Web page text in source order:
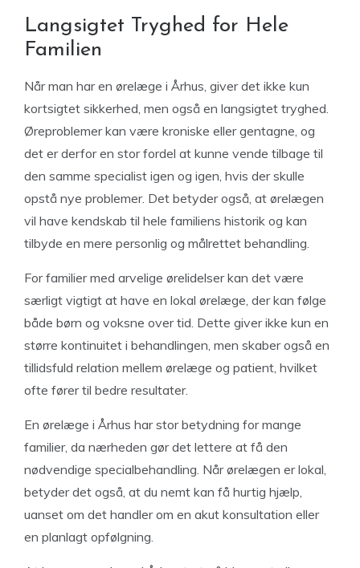
Langsigtet Tryghed for Hele
Familien
Når man har en ørelæge i Århus, giver det ikke kun
kortsigtet sikkerhed, men også en langsigtet tryghed.
Øreproblemer kan være kroniske eller gentagne, og
det er derfor en stor fordel at kunne vende tilbage til
den samme specialist igen og igen, hvis der skulle
opstå nye problemer. Det betyder også, at ørelægen
vil have kendskab til hele familiens historik og kan
tilbyde en mere personlig og målrettet behandling.
For familier med arvelige ørelidelser kan det være
særligt vigtigt at have en lokal ørelæge, der kan følge
både børn og voksne over tid. Dette giver ikke kun en
større kontinuitet i behandlingen, men skaber også en
tillidsfuld relation mellem ørelæge og patient, hvilket
ofte fører til bedre resultater.
En ørelæge i Århus har stor betydning for mange
familier, da nærheden gør det lettere at få den
nødvendige specialbehandling. Når ørelægen er lokal,
betyder det også, at du nemt kan få hurtig hjælp,
uanset om det handler om en akut konsultation eller
en planlagt opfølgning.